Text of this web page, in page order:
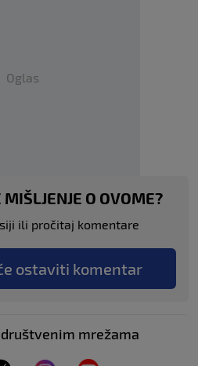
Oglas
MIŠLJENJE O OVOME?
ili pročitaj komentare
ostaviti komentar
mrežama